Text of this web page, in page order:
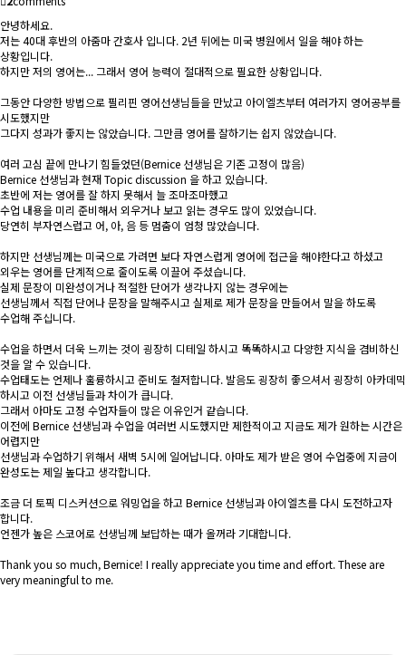
안녕하세요.
저는 40대 후반의 아줌마 간호사 입니다. 2년 뒤에는 미국 병원에서 일을 해야 하는
상황입니다.
하지만 저의 영어는... 그래서 영어 능력이 절대적으로 필요한 상황입니다.
그동안 다양한 방법으로 필리핀 영어선생님들을 만났고 아이엘츠부터 여러가지 영어공부를
시도했지만
그다지 성과가 좋지는 않았습니다. 그만큼 영어를 잘하기는 쉽지 않았습니다.
여러 고심 끝에 만나기 힘들었던(Bernice 선생님은 기존 고정이 많음)
Bernice 선생님과 현재 Topic discussion 을 하고 있습니다.
초반에 저는 영어를 잘 하지 못해서 늘 조마조마했고
수업 내용을 미리 준비해서 외우거나 보고 읽는 경우도 많이 있었습니다.
당연히 부자연스럽고 어, 아, 음 등 멈춤이 엄청 많았습니다.
하지만 선생님께는 미국으로 가려면 보다 자연스럽게 영어에 접근을 해야한다고 하셨고
외우는 영어를 단계적으로 줄이도록 이끌어 주셨습니다.
실제 문장이 미완성이거나 적절한 단어가 생각나지 않는 경우에는
선생님께서 직접 단어나 문장을 말해주시고 실제로 제가 문장을 만들어서 말을 하도록
수업해 주십니다.
수업을 하면서 더욱 느끼는 것이 굉장히 디테일 하시고 똑똑하시고 다양한 지식을 겸비하신
것을 알 수 있습니다.
수업태도는 언제나 훌륭하시고 준비도 철저합니다. 발음도 굉장히 좋으셔서 굉장히 아카데믹
하시고 이전 선생님들과 차이가 큽니다.
그래서 아마도 고정 수업자들이 많은 이유인거 같습니다.
이전에 Bernice 선생님과 수업을 여러번 시도했지만 제한적이고 지금도 제가 원하는 시간은
어렵지만
선생님과 수업하기 위해서 새벽 5시에 일어납니다. 아마도 제가 받은 영어 수업중에 지금이
완성도는 제일 높다고 생각합니다.
조금 더 토픽 디스커션으로 워밍업을 하고 Bernice 선생님과 아이엘츠를 다시 도전하고자
합니다.
언젠가 높은 스코어로 선생님께 보답하는 때가 올꺼라 기대합니다.
Thank you so much, Bernice! I really appreciate you time and effort. These are
very meaningful to me.